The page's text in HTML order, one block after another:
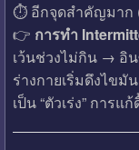
⏱️ อีกจุดสำคัญมาก
👉 การทำ
เว้นช่วงไม่กิน → อิ
ร่างกายเริ่มดึงไขมั
เป็น “ตัวเร่ง” การ